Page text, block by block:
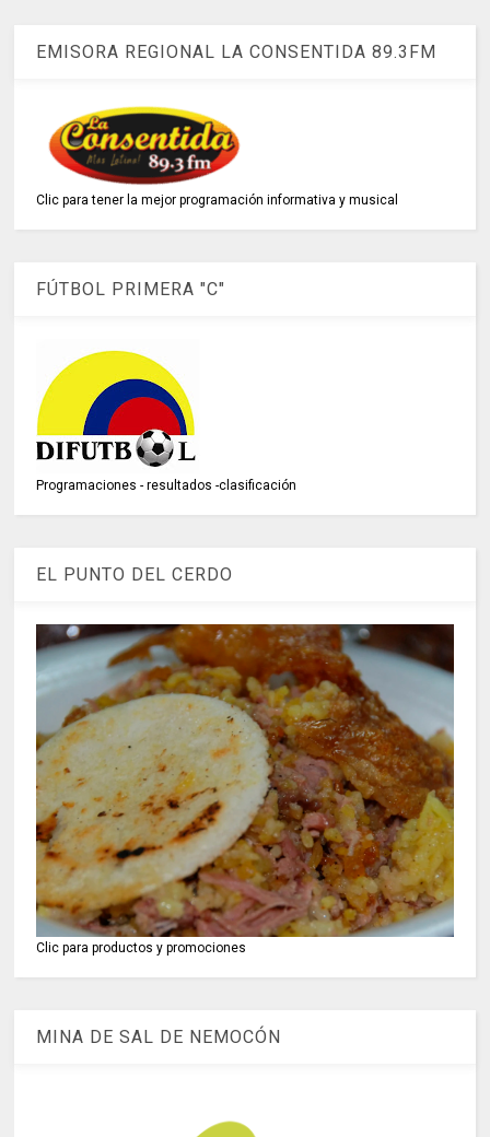
EMISORA REGIONAL LA CONSENTIDA 89.3FM
Clic para tener la mejor programación informativa y musical
FÚTBOL PRIMERA "C"
Programaciones - resultados -clasificación
EL PUNTO DEL CERDO
Clic para productos y promociones
MINA DE SAL DE NEMOCÓN